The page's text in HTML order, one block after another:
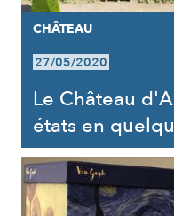
CHÂTEAU
27/05/2020
Le Château
états en